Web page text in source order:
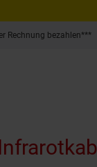
Rechnung bezahlen***